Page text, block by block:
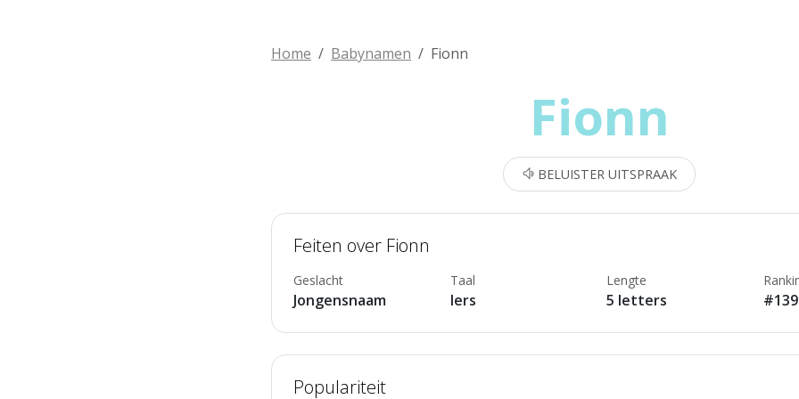
Home Babynamen Fionn
Fionn
BELUISTER UITSPRAAK
Feiten over Fionn
Geslacht
Jongensnaam
Taal
Iers
Lengte
5 letters
Populariteit